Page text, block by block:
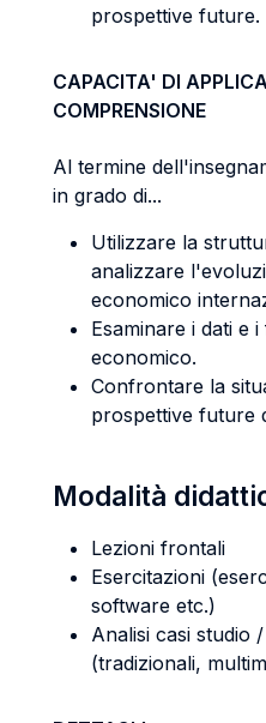
prospettive future.
CAPACITA' DI
COMPRENSIONE
Al termine
in grado di...
Utilizzare la
analizzare
economico
Esaminare i dati e
economico.
Confrontare la
prospettive future
Modalità
Lezioni frontali
Esercitazioni
software etc.)
Analisi casi studio
(tradizionali,